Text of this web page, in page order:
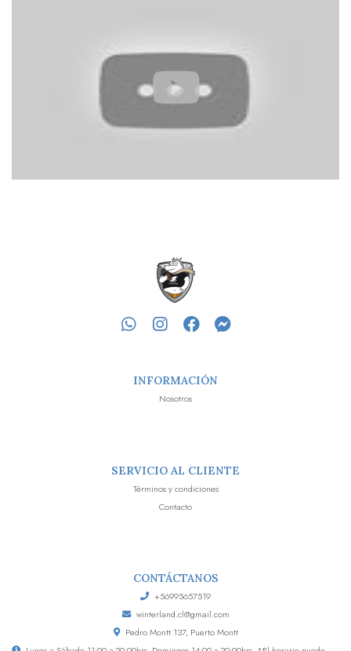
INFORMACIÓN
Nosotros
SERVICIO AL CLIENTE
Términos y condiciones
Contacto
CONTÁCTANOS
+56995657519
winterland.cl@gmail.com
Pedro Montt 137, Puerto Montt